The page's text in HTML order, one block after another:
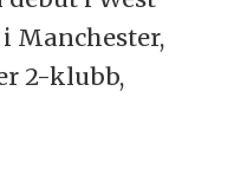
Manchester,
2-klubb,